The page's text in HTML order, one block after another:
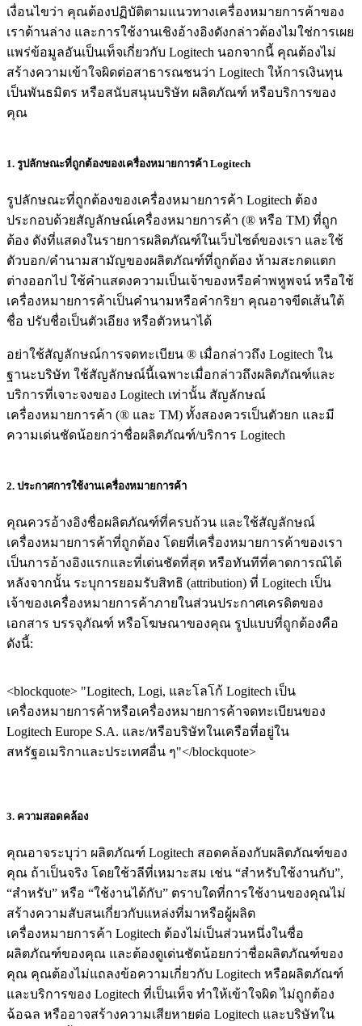
เงื่อนไขว่า คุณต้องปฏิบัติตามแนวทางเครื่องหมายการค้าของ
เราด้านล่าง และการใช้งานเชิงอ้างอิงดังกล่าวต้องไมใช่การเผย
แพร่ข้อมูลอันเป็นเท็จเกี่ยวกับ Logitech นอกจากนี้ คุณต้องไม่
สร้างความเข้าใจผิดต่อสาธารณชนว่า Logitech ให้การเงินทุน
เป็นพันธมิตร หรือสนับสนุนบริษัท ผลิตภัณฑ์ หรือบริการของ
คุณ
1. รูปลักษณะที่ถูกต้องของเครื่องหมายการค้า Logitech
รูปลักษณะที่ถูกต้องของเครื่องหมายการค้า Logitech ต้อง
ประกอบด้วยสัญลักษณ์เครื่องหมายการค้า (® หรือ TM) ที่ถูก
ต้อง ดังที่แสดงในรายการผลิตภัณฑ์ในเว็บไซต์ของเรา และใช้
ตัวบอก/คำนามสามัญของผลิตภัณฑ์ที่ถูกต้อง ห้ามสะกดแตก
ต่างออกไป ใช้คำแสดงความเป็นเจ้าของหรือคำพหูพจน์ หรือใช้
เครื่องหมายการค้าเป็นคำนามหรือคำกริยา คุณอาจขีดเส้นใต้
ชื่อ ปรับชื่อเป็นตัวเอียง หรือตัวหนาได้
อย่าใช้สัญลักษณ์การจดทะเบียน ® เมื่อกล่าวถึง Logitech ใน
ฐานะบริษัท ใช้สัญลักษณ์นี้เฉพาะเมื่อกล่าวถึงผลิตภัณฑ์และ
บริการที่เจาะจงของ Logitech เท่านั้น สัญลักษณ์
เครื่องหมายการค้า (® และ TM) ทั้งสองควรเป็นตัวยก และมี
ความเด่นชัดน้อยกว่าชื่อผลิตภัณฑ์/บริการ Logitech
2. ประกาศการใช้งานเครื่องหมายการค้า
คุณควรอ้างอิงชื่อผลิตภัณฑ์ที่ครบถ้วน และใช้สัญลักษณ์
เครื่องหมายการค้าที่ถูกต้อง โดยที่เครื่องหมายการค้าของเรา
เป็นการอ้างอิงแรกและที่เด่นชัดที่สุด หรือทันทีที่คาดการณ์ได้
หลังจากนั้น ระบุการยอมรับสิทธิ (attribution) ที่ Logitech เป็น
เจ้าของเครื่องหมายการค้าภายในส่วนประกาศเครดิตของ
เอกสาร บรรจุภัณฑ์ หรือโฆษณาของคุณ รูปแบบที่ถูกต้องคือ
ดังนี้:
<blockquote> "Logitech, Logi, และโลโก้ Logitech เป็น
เครื่องหมายการค้าหรือเครื่องหมายการค้าจดทะเบียนของ
Logitech Europe S.A. และ/หรือบริษัทในเครือที่อยู่ใน
สหรัฐอเมริกาและประเทศอื่น ๆ"</blockquote>
3. ความสอดคล้อง
คุณอาจระบุว่า ผลิตภัณฑ์ Logitech สอดคล้องกับผลิตภัณฑ์ของ
คุณ ถ้าเป็นจริง โดยใช้วลีที่เหมาะสม เช่น “สำหรับใช้งานกับ”,
“สำหรับ” หรือ “ใช้งานได้กับ” ตราบใดที่การใช้งานของคุณไม่
สร้างความสับสนเกี่ยวกับแหล่งที่มาหรือผู้ผลิต
เครื่องหมายการค้า Logitech ต้องไม่เป็นส่วนหนึ่งในชื่อ
ผลิตภัณฑ์ของคุณ และต้องดูเด่นชัดน้อยกว่าชื่อผลิตภัณฑ์ของ
คุณ คุณต้องไม่แถลงข้อความเกี่ยวกับ Logitech หรือผลิตภัณฑ์
และบริการของ Logitech ที่เป็นเท็จ ทำให้เข้าใจผิด ไม่ถูกต้อง
ฉ้อฉล หรืออาจสร้างความเสียหายต่อ Logitech และบริษัทใน